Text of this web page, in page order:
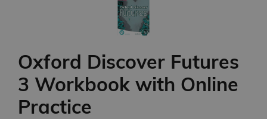
Oxford Discover Futures
3 Workbook with Online
Practice